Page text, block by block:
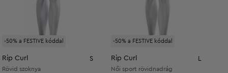
-50% a FESTIVE kóddal
Rip Curl S
Rövid szoknya
-50% a FESTIVE kóddal
Rip Curl
Női sport rövidnadrág